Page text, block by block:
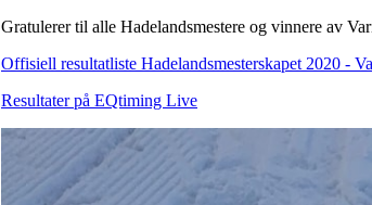
Gratulerer til alle Hadelandsmestere og vinnere av
Offisiell resultatliste Hadelandsmesterskapet 2020 -
Resultater på EQtiming Live